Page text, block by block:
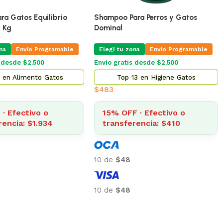
Gatos Equilibrio
Envio Programable
$2.500
en Alimento Gatos
· Efectivo o
$1.934
Shampoo Para Perros y Gatos
Dominal
Elegí tu zona Envio Programable
Envío gratis desde $2.500
Top 13 en Higiene Gatos
$483
15% OFF · Efectivo o
transferencia: $410
10 de $48
10 de $48